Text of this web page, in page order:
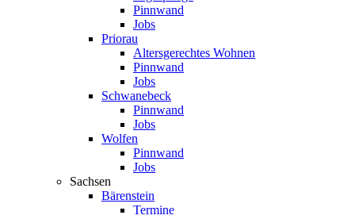
Pinnwand
Jobs
Priorau
Altersgerechtes Wohnen
Pinnwand
Jobs
Schwanebeck
Pinnwand
Jobs
Wolfen
Pinnwand
Jobs
Sachsen
Bärenstein
Termine